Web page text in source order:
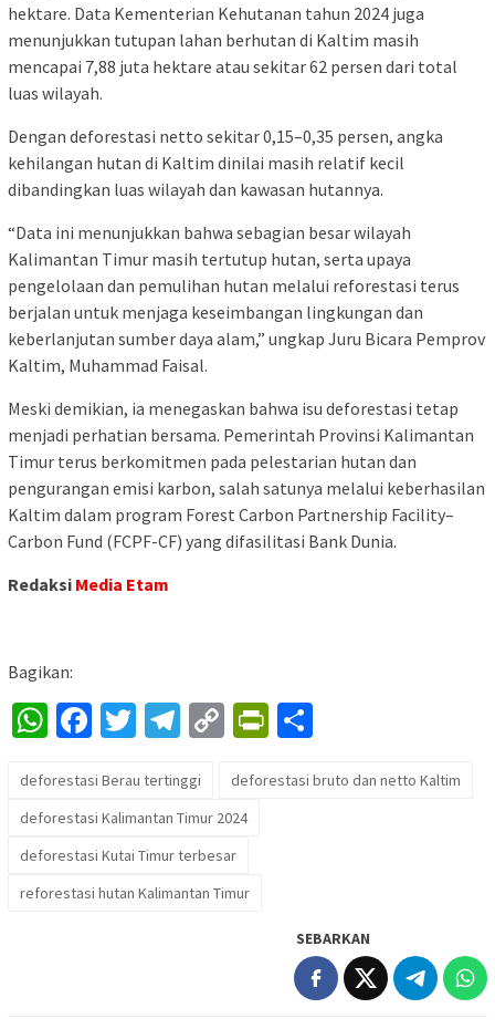
hektare. Data Kementerian Kehutanan tahun 2024 juga
menunjukkan tutupan lahan berhutan di Kaltim masih
mencapai 7,88 juta hektare atau sekitar 62 persen dari total
luas wilayah.
Dengan deforestasi netto sekitar 0,15–0,35 persen, angka
kehilangan hutan di Kaltim dinilai masih relatif kecil
dibandingkan luas wilayah dan kawasan hutannya.
“Data ini menunjukkan bahwa sebagian besar wilayah
Kalimantan Timur masih tertutup hutan, serta upaya
pengelolaan dan pemulihan hutan melalui reforestasi terus
berjalan untuk menjaga keseimbangan lingkungan dan
keberlanjutan sumber daya alam,” ungkap Juru Bicara Pemprov
Kaltim, Muhammad Faisal.
Meski demikian, ia menegaskan bahwa isu deforestasi tetap
menjadi perhatian bersama. Pemerintah Provinsi Kalimantan
Timur terus berkomitmen pada pelestarian hutan dan
pengurangan emisi karbon, salah satunya melalui keberhasilan
Kaltim dalam program Forest Carbon Partnership Facility–
Carbon Fund (FCPF-CF) yang difasilitasi Bank Dunia.
Redaksi Media Etam
Bagikan:
WhatsApp
Facebook
Twitter
Telegram
CopyPrintFriendly
deforestasi Berau tertinggi
deforestasi bruto dan netto Kaltim
deforestasi Kalimantan Timur 2024
deforestasi Kutai Timur terbesar
reforestasi hutan Kalimantan Timur
SEBARKAN